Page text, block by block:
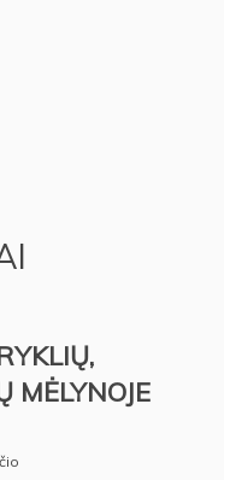
MĖLYNOJE